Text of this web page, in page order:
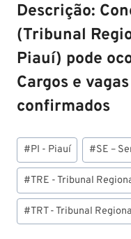
Descrição:
(Tribunal
Piauí) pode
Cargos e
confirmados
Tags
do
Post:
#PI - Piauí #SE –
#TRE - Tribunal
#TRT - Tribunal